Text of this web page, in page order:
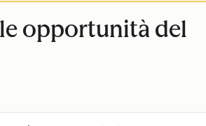
opportunità del